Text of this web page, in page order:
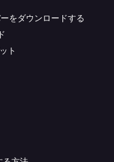
をダウンロードする
ト